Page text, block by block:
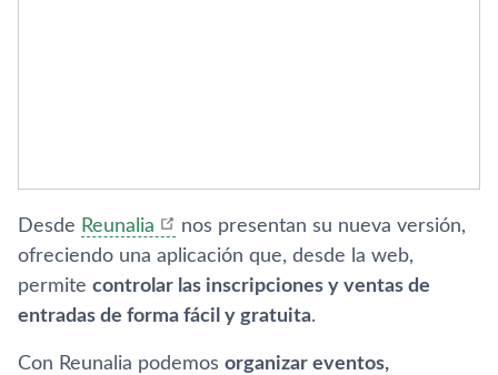
Desde Reunalia
nos presentan su nueva versión,
ofreciendo una aplicación que, desde la web,
permite controlar las inscripciones y ventas de
entradas de forma fácil y gratuita.
Con Reunalia podemos organizar eventos,